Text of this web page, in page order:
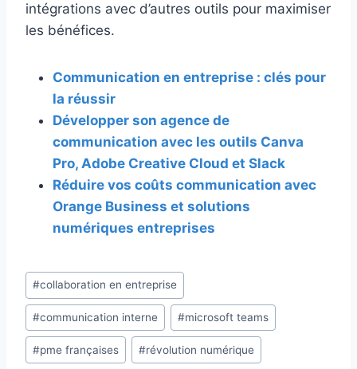
intégrations avec d’autres outils pour maximiser
les bénéfices.
Communication en entreprise : clés pour
la réussir
Développer son agence de
communication avec les outils Canva
Pro, Adobe Creative Cloud et Slack
Réduire vos coûts communication avec
Orange Business et solutions
numériques entreprises
Étiquettes
de
la
publication :
#collaboration en entreprise
#communication interne #microsoft teams
#pme françaises #révolution numérique